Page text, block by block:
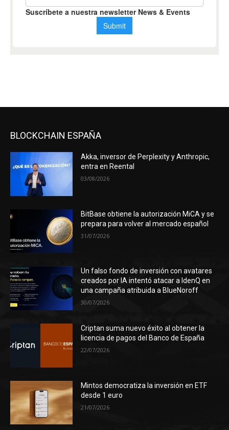
BLOCKCHAIN ESPAÑA
Akka, inversor de Perplexity y Anthropic,
entra en Reental
03/08/2026
BitBase obtiene la autorización MiCA y se
prepara para volver al mercado español
31/07/2026
Un falso fondo de inversión con avatares
creados por IA intentó atacar a IdenQ en
una campaña atribuida a BlueNoroff
30/07/2026
Criptan suma nuevo éxito al obtener la
licencia de pagos del Banco de España
22/07/2026
Mintos democratiza la inversión en ETF
desde 1 euro
21/07/2026